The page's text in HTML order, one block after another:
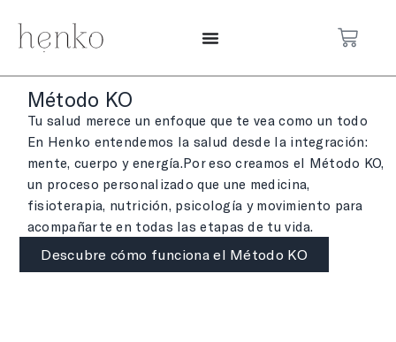
Método KO
Tu salud merece un enfoque que te vea como un todo
En Henko entendemos la salud desde la integración:
mente, cuerpo y energía.Por eso creamos el Método KO,
un proceso personalizado que une medicina,
fisioterapia, nutrición, psicología y movimiento para
acompañarte en todas las etapas de tu vida.
Descubre cómo funciona el Método KO